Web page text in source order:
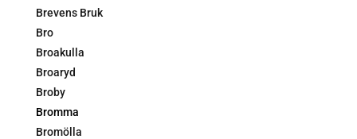
Brevens Bruk
Bro
Broakulla
Broaryd
Broby
Bromma
Bromölla